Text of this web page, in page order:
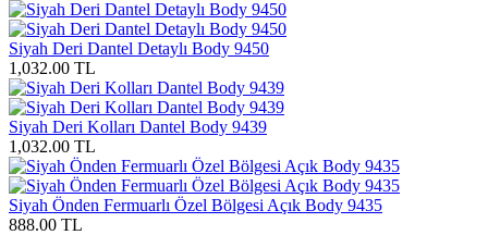
Siyah Deri Dantel Detaylı Body 9450
1,032.00 TL
Siyah Deri Kolları Dantel Body 9439
1,032.00 TL
Siyah Önden Fermuarlı Özel Bölgesi Açık Body 9435
888.00 TL